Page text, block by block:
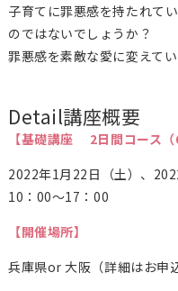
子育てに罪悪感を持たれて
のではないでしょうか？
罪悪感を素敵な愛に変えて
Detail講座概要
【基礎講座 2日間コース（
2022年1月22日（土）、
10：00～17：00
【開催場所】
兵庫県or 大阪（詳細はお申